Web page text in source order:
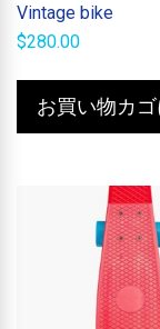
Vintage bike
$280.00
お買い物カ